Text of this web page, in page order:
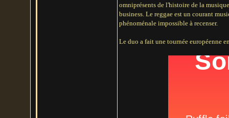
omniprésents de l'histoire de la
business. Le reggae est un courant
phénoménale impossible à recenser.
Le duo a fait une tournée européenne